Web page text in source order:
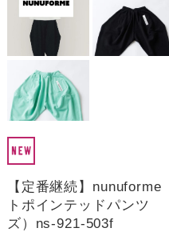
【定番継続】
トポインテッドパンツ
ズ）ns-921-503f